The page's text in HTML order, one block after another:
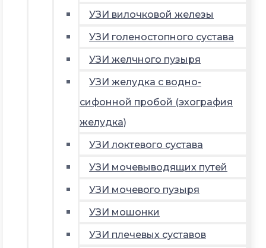
УЗИ вилочковой железы
УЗИ голеностопного сустава
УЗИ желчного пузыря
УЗИ желудка с водно-
сифонной пробой (эхография
желудка)
УЗИ локтевого сустава
УЗИ мочевыводящих путей
УЗИ мочевого пузыря
УЗИ мошонки
УЗИ плечевых суставов